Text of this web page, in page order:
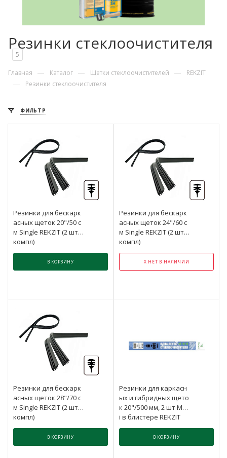
Резинки стеклоочистителя
5
Главная — Каталог — Щетки стеклоочистителей — REKZIT
— Резинки стеклоочистителя
ФИЛЬТР
Резинки для бескарк
асных щеток 20"/50 с
м Single REKZIT (2 шт в
компл)
В КОРЗИНУ
Резинки для бескарк
асных щеток 24"/60 с
м Single REKZIT (2 шт в
компл)
Х НЕТ В НАЛИЧИИ
Резинки для бескарк
асных щеток 28"/70 с
м Single REKZIT (2 шт в
компл)
В КОРЗИНУ
Резинки для каркасн
ых и гибридных щето
к 20"/500 мм, 2 шт Mult
i в блистере REKZIT
В КОРЗИНУ